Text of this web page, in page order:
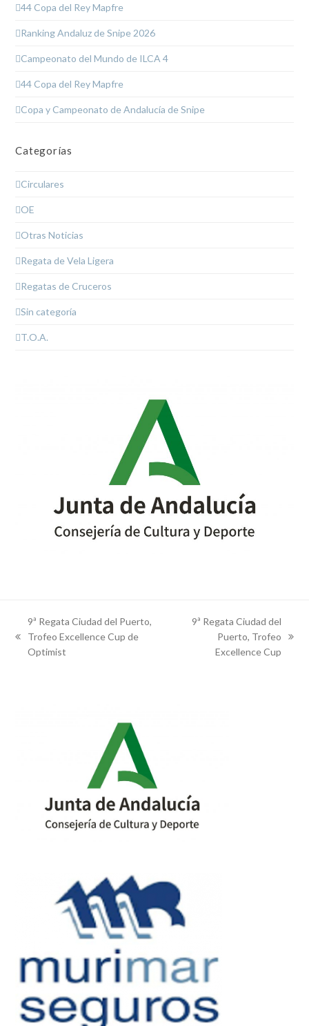
44 Copa del Rey Mapfre
Ranking Andaluz de Snipe 2026
Campeonato del Mundo de ILCA 4
44 Copa del Rey Mapfre
Copa y Campeonato de Andalucía de Snipe
Categorías
Circulares
OE
Otras Noticias
Regata de Vela Ligera
Regatas de Cruceros
Sin categoría
T.O.A.
previous
post:
9ª Regata Ciudad del Puerto,
Trofeo Excellence Cup de
Optimist
9ª Regata Ciudad del
Puerto, Trofeo
Excellence Cup